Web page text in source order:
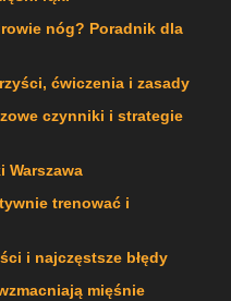
nóg? Poradnik dla
ćwiczenia i zasady
czynniki i strategie
Warszawa
trenować i
i najczęstsze błędy
mięśnie